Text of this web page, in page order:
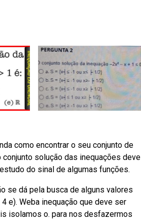
como encontrar o seu conjunto de
solução das inequações deve
do sinal de algumas funções.
se dá pela busca de alguns valores
e). Weba inequação que deve ser
isolamos o. para nos desfazermos